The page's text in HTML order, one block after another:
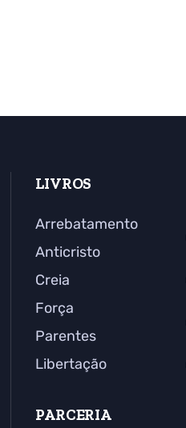
LIVROS
Arrebatamento
Anticristo
Creia
Força
Parentes
Libertação
PARCERIA